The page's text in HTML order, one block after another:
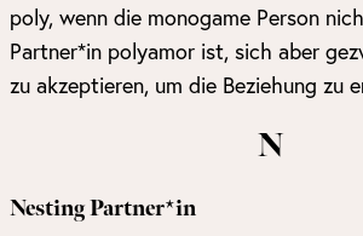
poly, wenn die monogame Person
Partner*in polyamor ist, sich aber
zu akzeptieren, um die Beziehung zu
N
Nesting Partner*in